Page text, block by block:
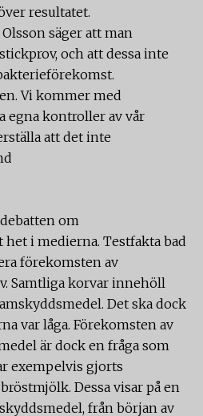
resultatet.
säger att man
och att dessa inte
Vi kommer med
egna kontroller av vår
att det inte
om
i medierna. Testfakta bad
förekomsten av
Samtliga korvar innehöll
Det ska dock
var låga. Förekomsten av
är dock en fråga som
exempelvis gjorts
Dessa visar på en
från början av